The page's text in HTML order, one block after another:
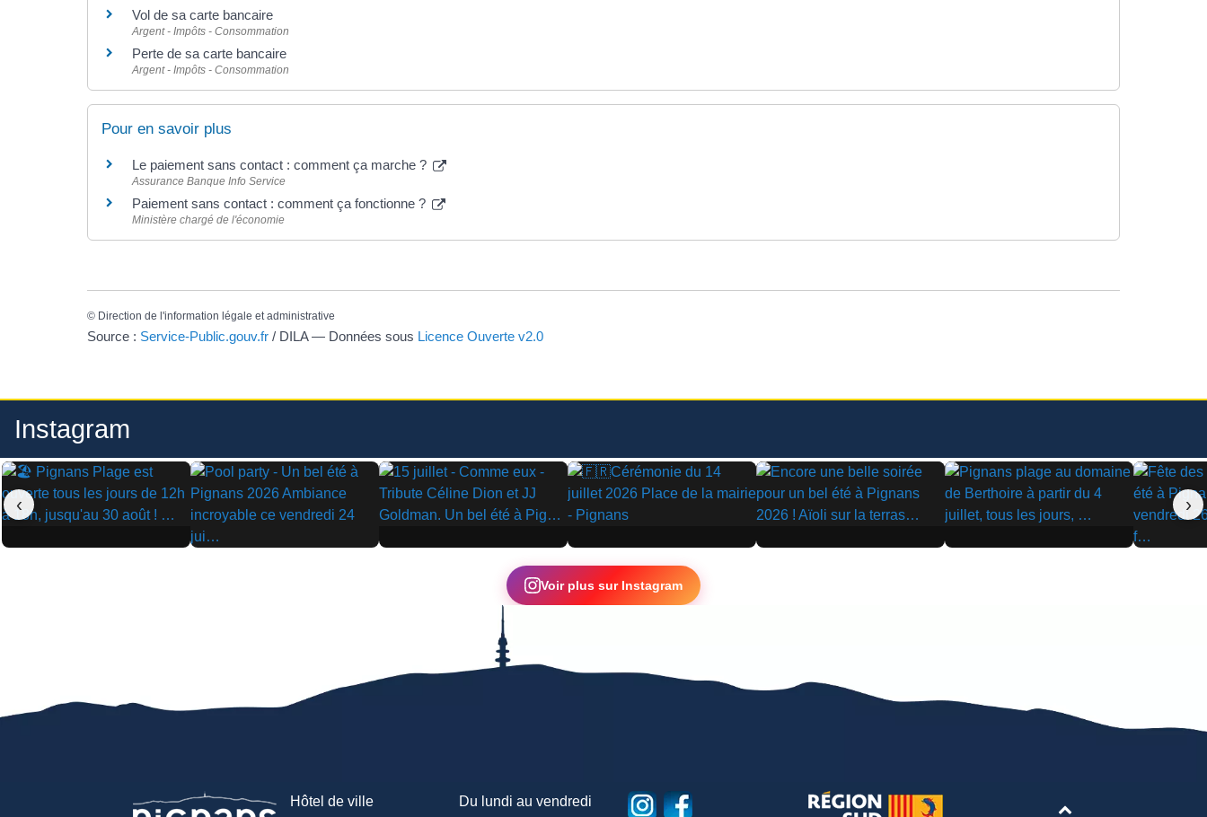
Vol de sa carte bancaire
Argent - Impôts - Consommation
Perte de sa carte bancaire
Argent - Impôts - Consommation
Pour en savoir plus
Le paiement sans contact : comment ça marche ?
Assurance Banque Info Service
Paiement sans contact : comment ça fonctionne ?
Ministère chargé de l'économie
© Direction de l'information légale et administrative
Source : Service-Public.gouv.fr / DILA — Données sous Licence Ouverte v2.0
Instagram
▶
▶
▶ ▶ ▶ ▶
▶
‹ ›
Voir plus sur Instagram
Hôtel de ville
Du lundi au vendredi